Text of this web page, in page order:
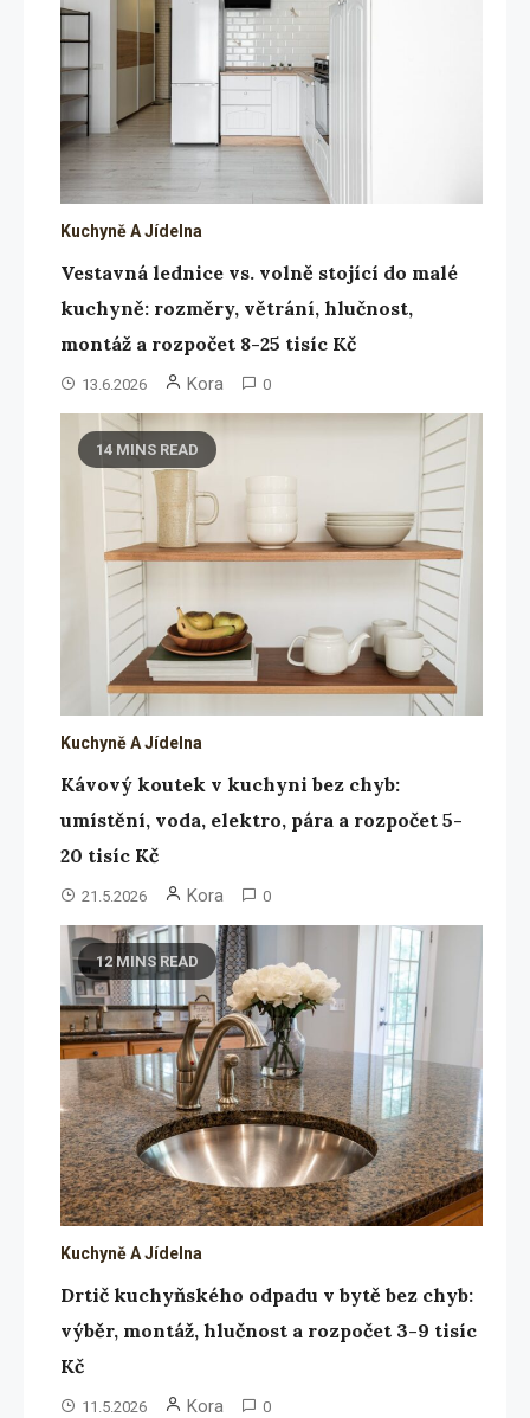
Kuchyně A Jídelna
Vestavná lednice vs. volně stojící do malé
kuchyně: rozměry, větrání, hlučnost,
montáž a rozpočet 8-25 tisíc Kč
13.6.2026 Kora 0
14 MINS READ
Kuchyně A Jídelna
Kávový koutek v kuchyni bez chyb:
umístění, voda, elektro, pára a rozpočet 5-
20 tisíc Kč
21.5.2026 Kora 0
12 MINS READ
Kuchyně A Jídelna
Drtič kuchyňského odpadu v bytě bez chyb:
výběr, montáž, hlučnost a rozpočet 3-9 tisíc
Kč
11.5.2026 Kora 0